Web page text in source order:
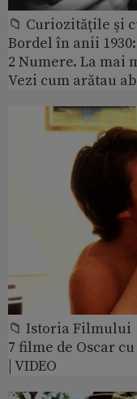
📁 Curiozităţile şi
Bordel în anii
2 Numere. La mai
Vezi cum arătau
📁 Istoria Filmului
7 filme de Oscar
| VIDEO